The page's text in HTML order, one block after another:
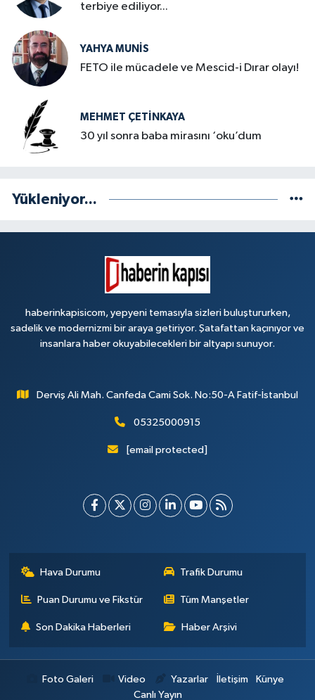
terbiye ediliyor...
YAHYA MUNIS
FETO ile mücadele ve Mescid-i Dırar olayı!
MEHMET ÇETINKAYA
30 yıl sonra baba mirasını ‘oku’dum
Yükleniyor...
haberinkapisicom, yepyeni temasıyla sizleri buluştururken,
sadelik ve modernizmi bir araya getiriyor. Şatafattan kaçınıyor ve
insanlara haber okuyabilecekleri bir altyapı sunuyor.
Derviş Ali Mah. Canfeda Cami Sok. No:50-A Fatif-İstanbul
05325000915
[email protected]
Hava Durumu Trafik Durumu
Puan Durumu ve Fikstür Tüm Manşetler
Son Dakika Haberleri Haber Arşivi
Foto Galeri Video Yazarlar İletişim
Künye
Canlı Yayın